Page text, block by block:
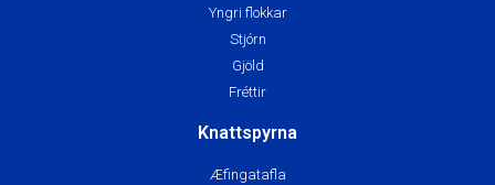
Yngri flokkar
Stjórn
Gjöld
Fréttir
Knattspyrna
Æfingatafla